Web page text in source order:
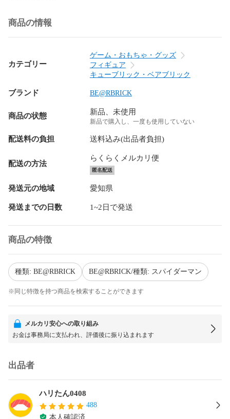
商品の情報
カテゴリー
ゲーム・おもちゃ・グッズ
フィギュア
キューブリック・ベアブリック
ブランド BE@RBRICK
商品の状態 新品、未使用
新品で購入し、一度も使用していない
配送料の負担 送料込み(出品者負担)
配送の方法
らくらくメルカリ便
匿名配送
発送元の地域 愛知県
発送までの日数 1~2日で発送
商品の特徴
種類: BE@RBRICK BE@RBRICK/種類: スパイダーマン
※同じ特徴を持つ商品を検索することができます
メルカリ安心への取り組み
お金は事務局に支払われ、評価後に振り込まれます
出品者
ハリたん0408
488
本人確認済